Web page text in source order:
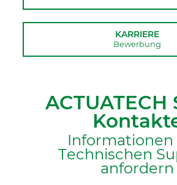
KARRIERE
Bewerbung
ACTUATECH
Informationen
Technischen
anfordern